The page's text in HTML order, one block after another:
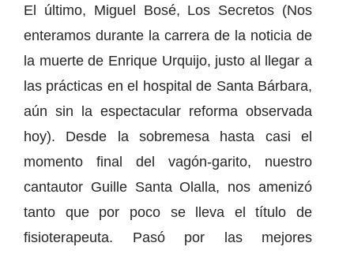
El último, Miguel Bosé, Los Secretos (Nos
enteramos durante la carrera de la noticia de
la muerte de Enrique Urquijo, justo al llegar a
las prácticas en el hospital de Santa Bárbara,
aún sin la espectacular reforma observada
hoy). Desde la sobremesa hasta casi el
momento final del vagón-garito, nuestro
cantautor Guille Santa Olalla, nos amenizó
tanto que por poco se lleva el título de
fisioterapeuta. Pasó por las mejores